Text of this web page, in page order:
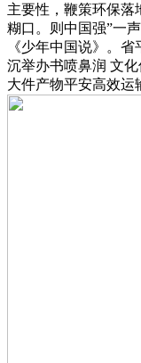
主要性，鞭策环保落
糊口。则中国强”一
《少年中国说》。
沉举办书喷鼻润 文
大件产物平安高效运